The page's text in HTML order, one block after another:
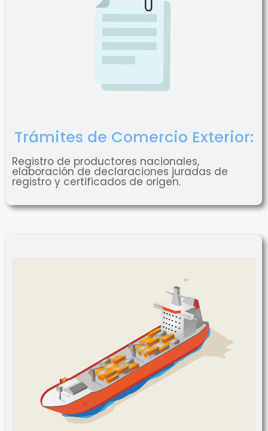
Trámites de Comercio Exterior:
Registro de productores nacionales,
elaboración de declaraciones juradas de
registro y certificados de origen.